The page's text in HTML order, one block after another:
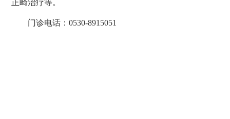
正畸治疗等。
门诊电话： 0530-8915051